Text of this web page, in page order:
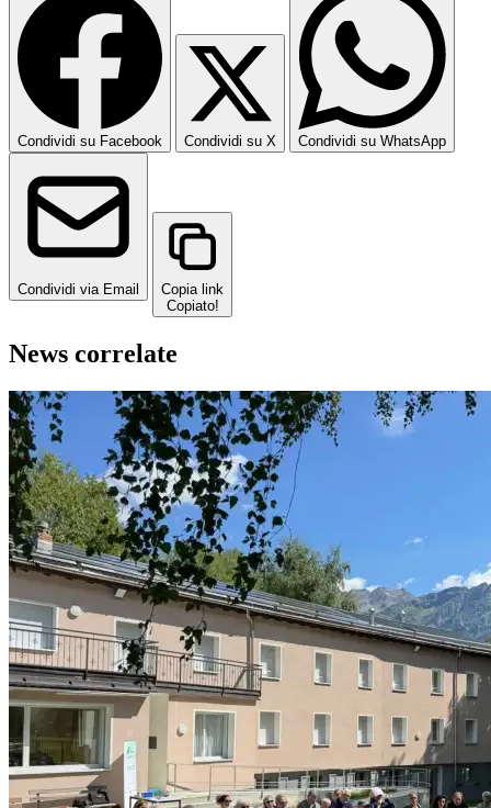
Condividi su Facebook Condividi su X Condividi su WhatsApp
Condividi via Email
Copia link
Copiato!
News correlate